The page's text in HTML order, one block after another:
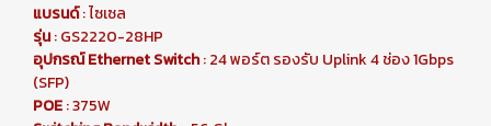
แบรนด์: ไซเซล
รุ่น: GS2220-28HP
อุปกรณ์ Ethernet Switch: 24 พอร์ต รองรับ Uplink 4 ช่อง 1Gbps
(SFP)
POE: 375W